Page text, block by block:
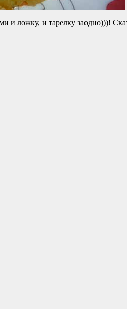
ложку, и тарелку заодно)))!